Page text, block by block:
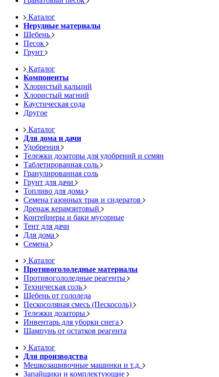
Каталог
Нерудные материалы
Щебень
Песок
Грунт
Каталог
Компоненты
Хлористый кальций
Хлористый магний
Каустическая сода
Другое
Каталог
Для дома и дачи
Удобрения
Тележки дозаторы для удобрений и семян
Таблетированная соль
Гранулированная соль
Грунт для дачи
Топливо для дома
Семена газонных трав и сидератов
Дренаж керамзитовый
Контейнеры и баки мусорные
Тент для дачи
Для дома
Семена
Каталог
Противогололедные материалы
Противогололедные реагенты
Техническая соль
Щебень от гололеда
Пескосоляная смесь (Пескосоль)
Тележки дозаторы
Инвентарь для уборки снега
Шампунь от остатков реагента
Каталог
Для производства
Мешкозашивочные машинки и т.д.
Запайщики и комплектующие